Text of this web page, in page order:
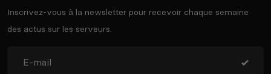
Inscrivez-vous à la newsletter pour recevoir chaque semaine
des actus sur les serveurs.